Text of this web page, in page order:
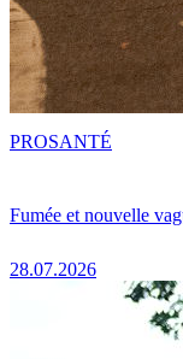
Fumée et nouvelle
28.07.2026
PROSANTÉ